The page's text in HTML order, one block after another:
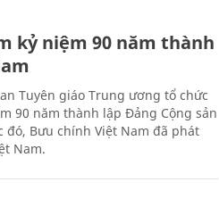
kỷ niệm 90 năm thành
Tuyên giáo Trung ương tổ chức
90 năm thành lập Đảng Cộng sản
đó, Bưu chính Việt Nam đã phát
Nam.